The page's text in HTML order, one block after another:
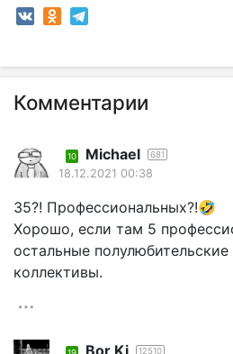
Комментарии
10 Michael 681
18.12.2021 00:38
35?! Профессиональных?!🤣
Хорошо, если там 5
остальные
коллективы.
Bor Ki 12510